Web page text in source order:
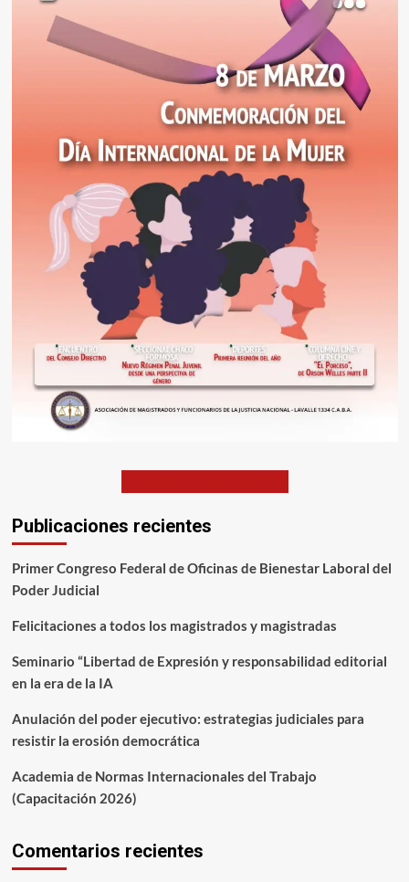
Publicaciones recientes
Primer Congreso Federal de Oficinas de Bienestar Laboral del
Poder Judicial
Felicitaciones a todos los magistrados y magistradas
Seminario “Libertad de Expresión y responsabilidad editorial
en la era de la IA
Anulación del poder ejecutivo: estrategias judiciales para
resistir la erosión democrática
Academia de Normas Internacionales del Trabajo
(Capacitación 2026)
Comentarios recientes